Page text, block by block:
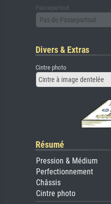
Passepartout
Pas de Passepartout
Divers & Extras
Cintre photo
Cintre à image dentelée
Résumé
Pression & Médium
Perfectionnement
Châssis
Cintre photo